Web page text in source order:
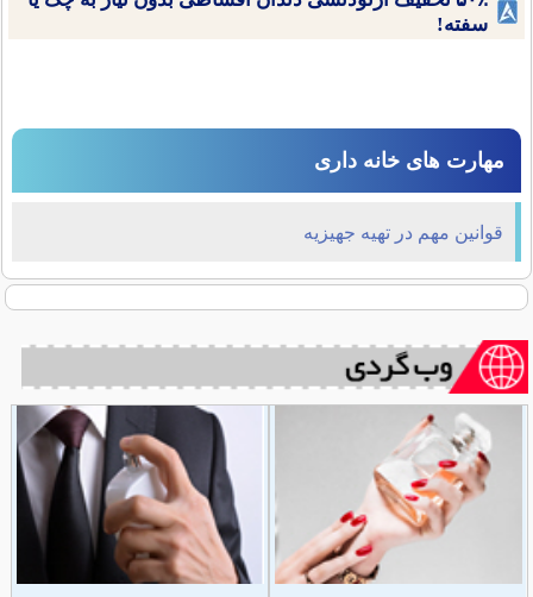
سفته!
مهارت های خانه داری
قوانین مهم در تهیه جهیزیه